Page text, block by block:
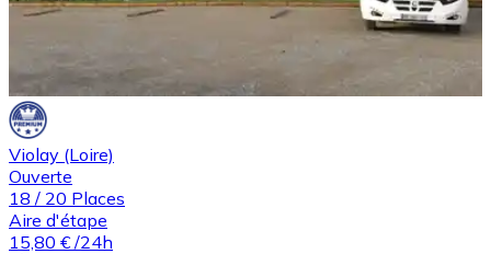
Violay (Loire)
Ouverte
18 / 20 Places
Aire d'étape
15,80 € /24h